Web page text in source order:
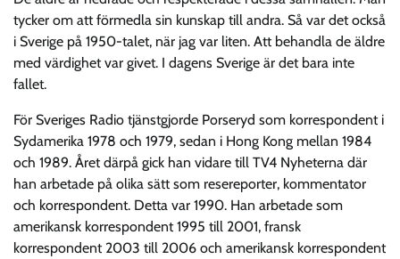
tycker om att förmedla sin kunskap till andra. Så var det också
i Sverige på 1950-talet, när jag var liten. Att behandla de äldre
med värdighet var givet. I dagens Sverige är det bara inte
fallet.
För Sveriges Radio tjänstgjorde Porseryd som korrespondent i
Sydamerika 1978 och 1979, sedan i Hong Kong mellan 1984
och 1989. Året därpå gick han vidare till TV4 Nyheterna där
han arbetade på olika sätt som resereporter, kommentator
och korrespondent. Detta var 1990. Han arbetade som
amerikansk korrespondent 1995 till 2001, fransk
korrespondent 2003 till 2006 och amerikansk korrespondent